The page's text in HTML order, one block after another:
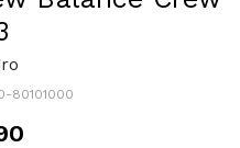
80101000